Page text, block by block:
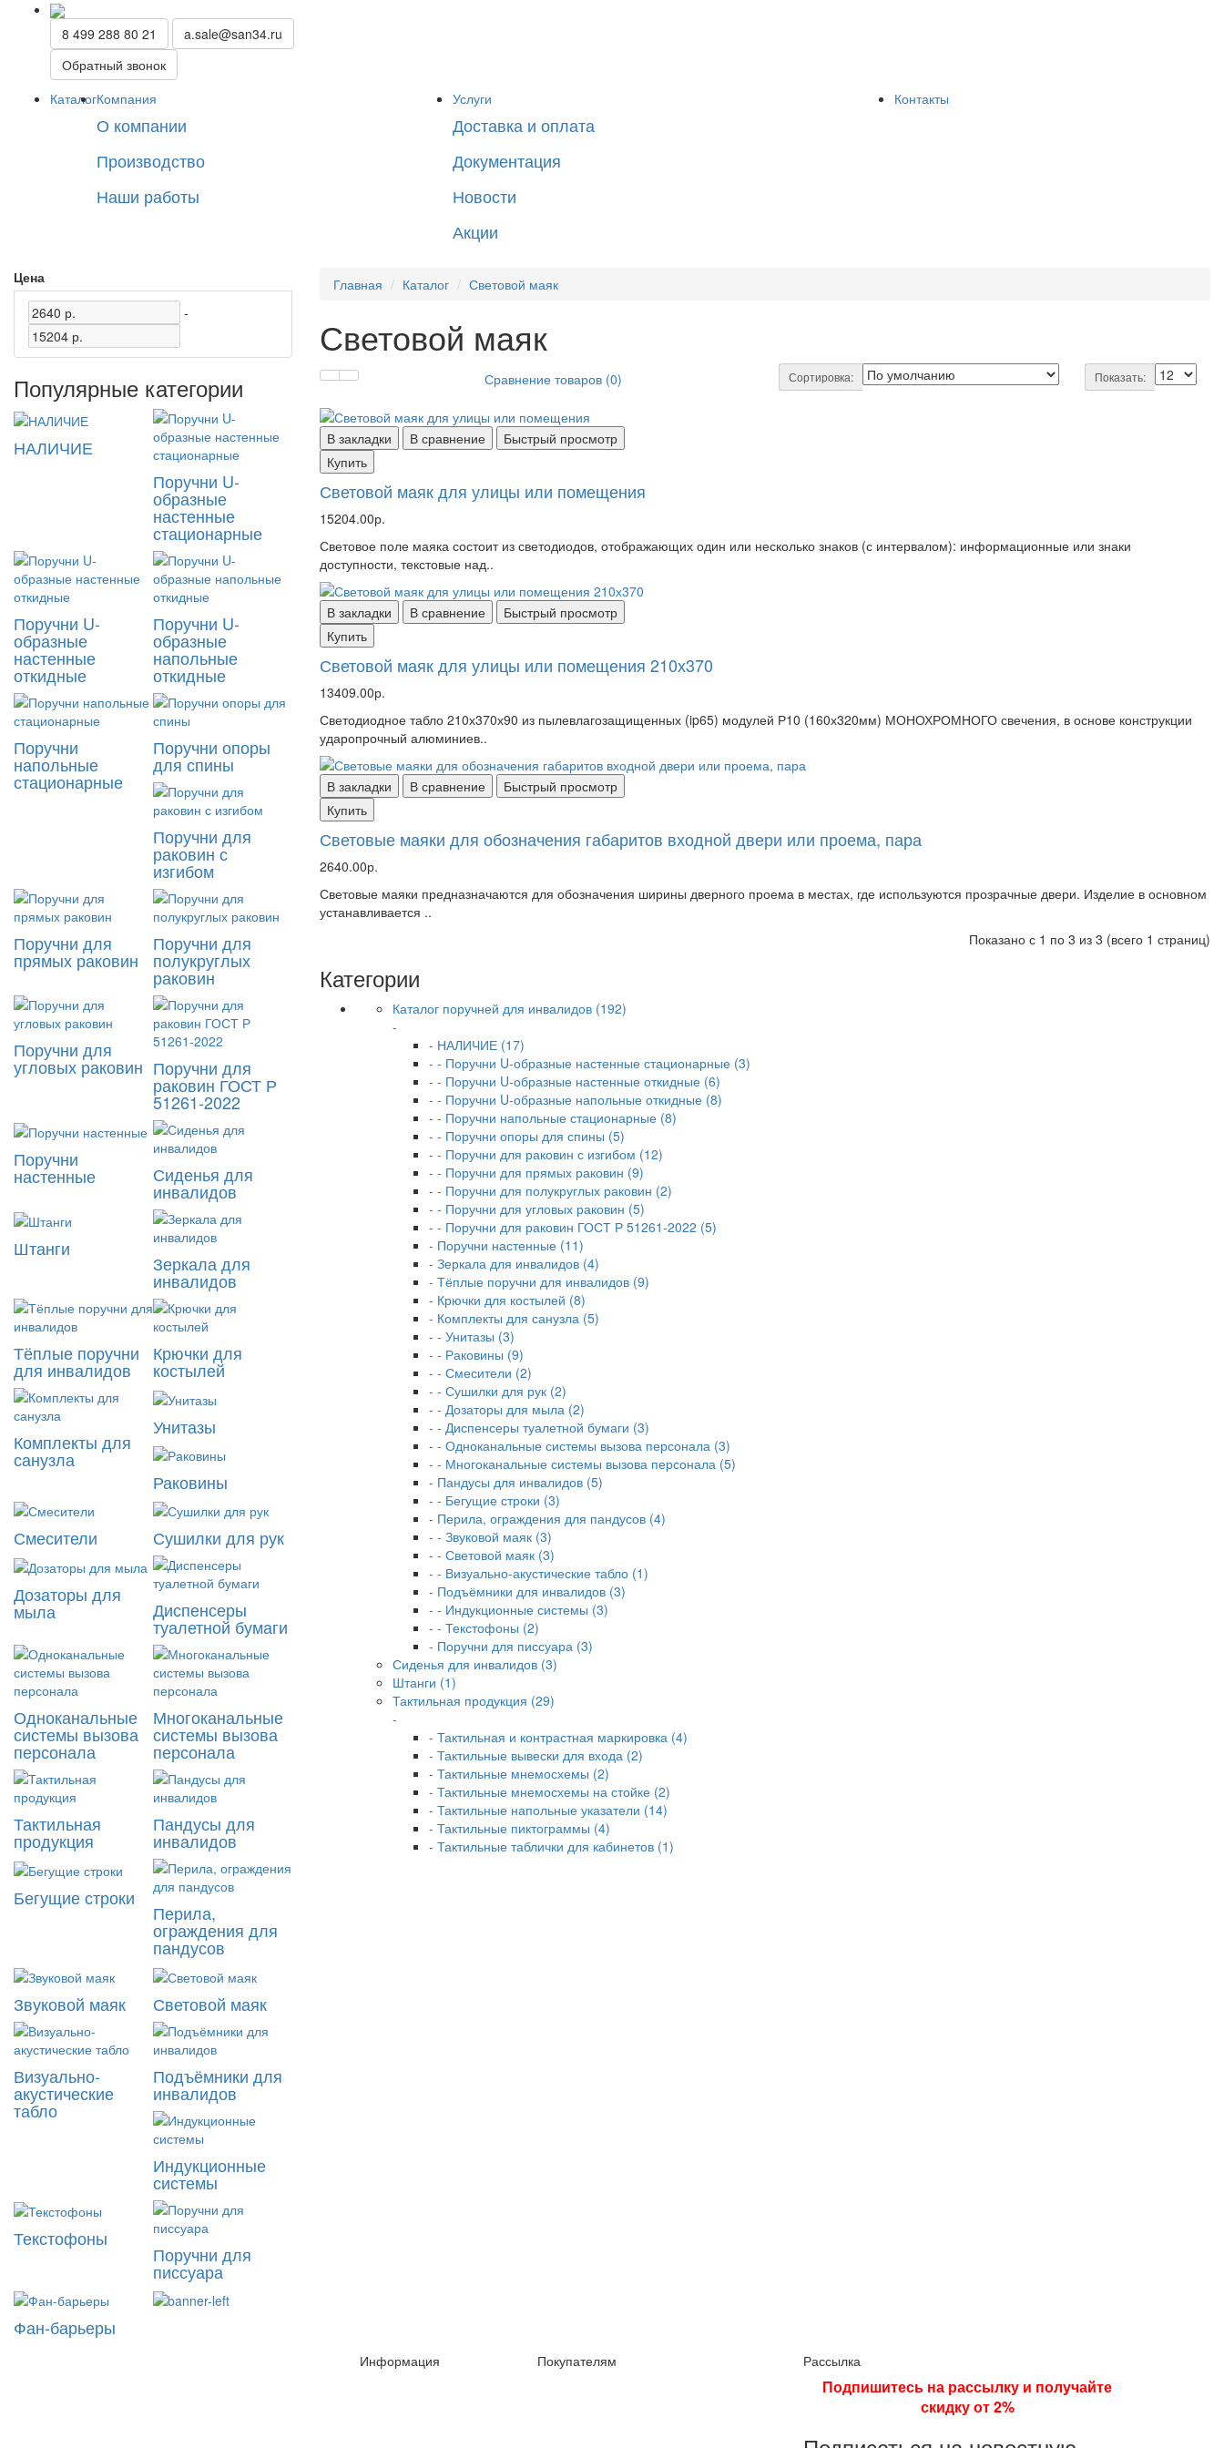
8 499 288 80 21
a.sale@san34.ru
Обратный звонок
КаталогКомпания
О компании
Производство
Наши работы
Услуги
Доставка и оплата
Документация
Новости
Акции
Контакты
Цена
-
Популярные категории
НАЛИЧИЕ
Поручни U-
образные
настенные
стационарные
Поручни U-
образные
настенные
откидные
Поручни U-
образные
напольные
откидные
Поручни
напольные
стационарные
Поручни опоры
для спины
Поручни для
раковин с
изгибом
Поручни для
прямых раковин
Поручни для
полукруглых
раковин
Поручни для
угловых раковин Поручни для
раковин ГОСТ Р
51261-2022
Поручни
настенные Сиденья для
инвалидов
Штанги
Зеркала для
инвалидов
Тёплые поручни
для инвалидов
Крючки для
костылей
Комплекты для
санузла
Унитазы
Раковины
Смесители Сушилки для рук
Дозаторы для
мыла Диспенсеры
туалетной бумаги
Одноканальные
системы вызова
персонала
Многоканальные
системы вызова
персонала
Тактильная
продукция
Пандусы для
инвалидов
Бегущие строки
Перила,
ограждения для
пандусов
Звуковой маяк Световой маяк
Визуально-
акустические
табло
Подъёмники для
инвалидов
Индукционные
системы
Текстофоны
Поручни для
писсуара
Фан-барьеры
Главная Каталог Световой маяк
Световой маяк
Сравнение товаров (0) Сортировка: Показать:
В закладки В сравнение
Быстрый просмотр
Купить
Световой маяк для улицы или помещения
15204.00р.
Световое поле маяка состоит из светодиодов, отображающих один или несколько знаков (с интервалом): информационные или знаки
доступности, текстовые над..
В закладки В сравнение
Быстрый просмотр
Купить
Световой маяк для улицы или помещения 210х370
13409.00р.
Светодиодное табло 210х370х90 из пылевлагозащищенных (ip65) модулей Р10 (160х320мм) МОНОХРОМНОГО свечения, в основе конструкции
ударопрочный алюминиев..
В закладки В сравнение
Быстрый просмотр
Купить
Световые маяки для обозначения габаритов входной двери или проема, пара
2640.00р.
Световые маяки предназначаются для обозначения ширины дверного проема в местах, где используются прозрачные двери. Изделие в основном
устанавливается ..
Показано с 1 по 3 из 3 (всего 1 страниц)
Категории
Каталог поручней для инвалидов (192)
-
- НАЛИЧИЕ (17)
- - Поручни U-образные настенные стационарные (3)
- - Поручни U-образные настенные откидные (6)
- - Поручни U-образные напольные откидные (8)
- - Поручни напольные стационарные (8)
- - Поручни опоры для спины (5)
- - Поручни для раковин с изгибом (12)
- - Поручни для прямых раковин (9)
- - Поручни для полукруглых раковин (2)
- - Поручни для угловых раковин (5)
- - Поручни для раковин ГОСТ Р 51261-2022 (5)
- Поручни настенные (11)
- Зеркала для инвалидов (4)
- Тёплые поручни для инвалидов (9)
- Крючки для костылей (8)
- Комплекты для санузла (5)
- - Унитазы (3)
- - Раковины (9)
- - Смесители (2)
- - Сушилки для рук (2)
- - Дозаторы для мыла (2)
- - Диспенсеры туалетной бумаги (3)
- - Одноканальные системы вызова персонала (3)
- - Многоканальные системы вызова персонала (5)
- Пандусы для инвалидов (5)
- - Бегущие строки (3)
- Перила, ограждения для пандусов (4)
- - Звуковой маяк (3)
- - Световой маяк (3)
- - Визуально-акустические табло (1)
- Подъёмники для инвалидов (3)
- - Индукционные системы (3)
- - Текстофоны (2)
- Поручни для писсуара (3)
Сиденья для инвалидов (3)
Штанги (1)
Тактильная продукция (29)
-
- Тактильная и контрастная маркировка (4)
- Тактильные вывески для входа (2)
- Тактильные мнемосхемы (2)
- Тактильные мнемосхемы на стойке (2)
- Тактильные напольные указатели (14)
- Тактильные пиктограммы (4)
- Тактильные таблички для кабинетов (1)
Информация Покупателям Рассылка
Подпишитесь на рассылку и получайте
скидку от 2%